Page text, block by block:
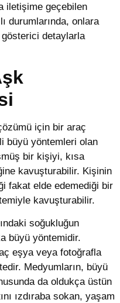
iletişime geçebilen
durumlarında, onlara
detaylarla
için bir araç
büyü yöntemleri olan
bir kişiyi, kısa
kavuşturabilir. Kişinin
fakat elde edemediği bir
kavuşturabilir.
soğukluğun
büyü yöntemidir.
eşya veya fotoğrafla
Medyumların, büyü
da oldukça üstün
ızdıraba sokan, yaşam